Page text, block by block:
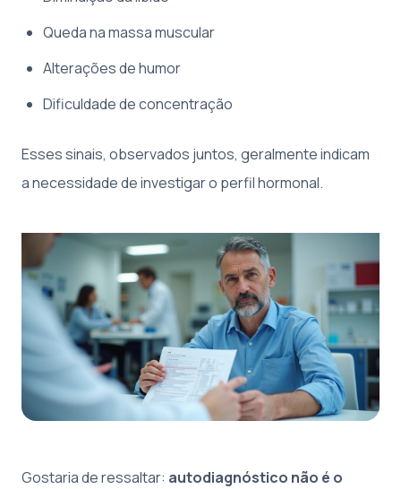
Queda na massa muscular
Alterações de humor
Dificuldade de concentração
Esses sinais, observados juntos, geralmente indicam
a necessidade de investigar o perfil hormonal.
Gostaria de ressaltar: autodiagnóstico não é o